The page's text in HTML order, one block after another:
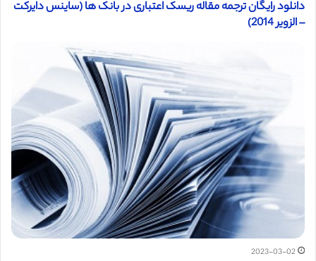
دانلود رایگان ترجمه مقاله ریسک اعتباری در بانک ها (ساینس دایرکت
– الزویر 2014)
2023-03-02